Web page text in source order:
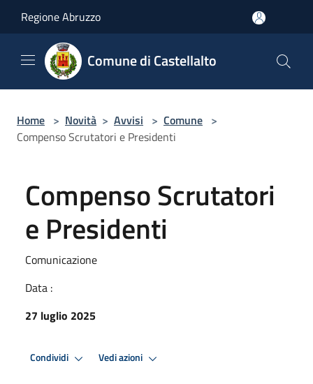
Regione Abruzzo
Comune di Castellalto
Home > Novità > Avvisi > Comune >
Compenso Scrutatori e Presidenti
Compenso Scrutatori
e Presidenti
Comunicazione
Data :
27 luglio 2025
Condividi Vedi azioni